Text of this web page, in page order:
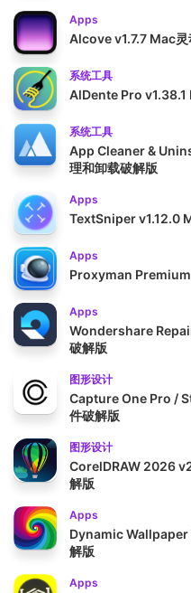
Apps
Alcove v1.7.7 Mac灵
系统工具
AlDente Pro v1.38.1
系统工具
App Cleaner &
理和卸载破解版
Apps
TextSniper v1.12.0
Apps
Proxyman
Apps
Wondershare
破解版
图形设计
Capture One Pro /
件破解版
图形设计
CorelDRAW 2026
解版
Apps
Dynamic Wallpaper
解版
Apps